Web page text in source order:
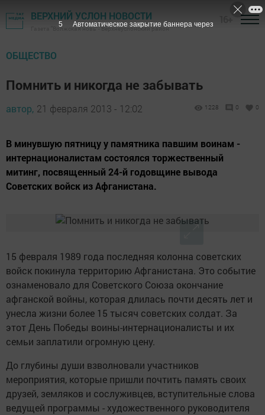
ВЕРХНИЙ УСЛОН НОВОСТИ
Газета "Волжская новь" - Верхнеуслонский район
ОБЩЕСТВО
Помнить и никогда не забывать
автор, 21 февраля 2013 - 12:02 1228 0 0
В минувшую пятницу у памятника павшим воинам -
интернационалистам состоялся торжественный
митинг, посвященный 24-й годовщине вывода
Советских войск из Афганистана.
15 февраля 1989 года последняя колонна советских
войск покинула территорию Афганистана. Это событие
ознаменовало для Советского Союза окончание
афганской войны, которая длилась почти десять лет и
унесла жизни более 15 тысяч советских солдат. За
этот День Победы воины-интернационалисты и их
семьи заплатили огромную цену.
До глубины души взволновали участников
мероприятия, которые пришли почтить память своих
друзей, земляков и сослуживцев, вступительные слова
ведущей программы - художественного руководителя
4 Автоматическое закрытие баннера через